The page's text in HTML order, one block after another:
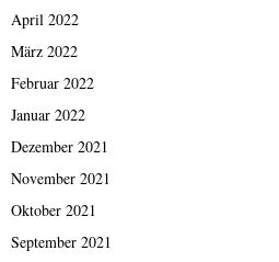
April 2022
März 2022
Februar 2022
Januar 2022
Dezember 2021
November 2021
Oktober 2021
September 2021